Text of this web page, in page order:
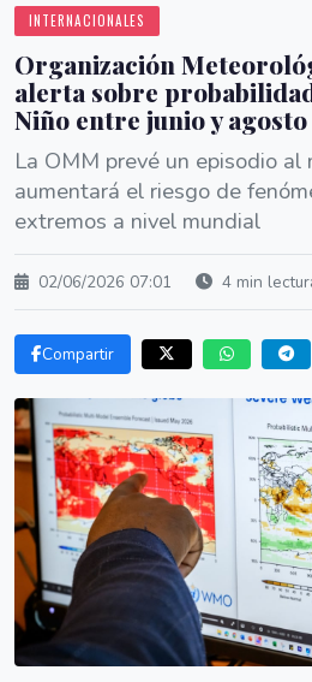
INTERNACIONALES
Organización
alerta sobre
Niño entre junio y agosto
La OMM prevé un episodio
aumentará el riesgo de
extremos a nivel mundial
02/06/2026 07:01 4 min
Compartir